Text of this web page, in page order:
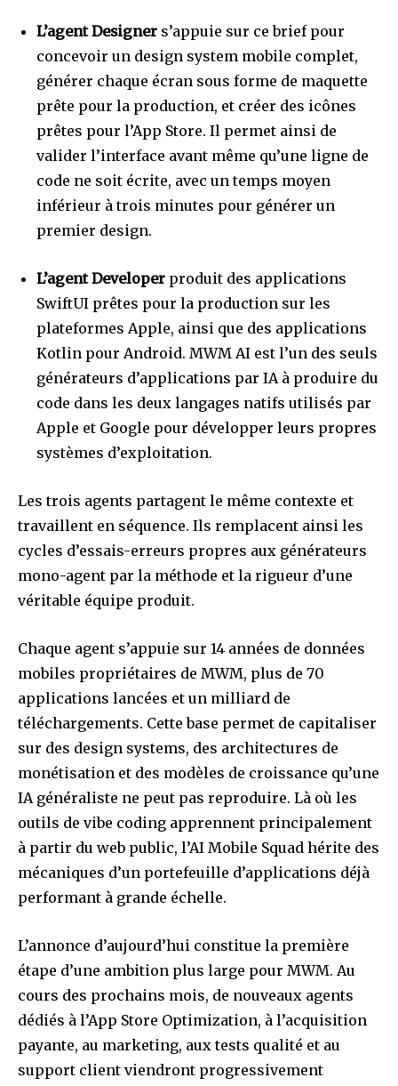
L’agent Designer s’appuie sur ce brief pour
concevoir un design system mobile complet,
générer chaque écran sous forme de maquette
prête pour la production, et créer des icônes
prêtes pour l’App Store. Il permet ainsi de
valider l’interface avant même qu’une ligne de
code ne soit écrite, avec un temps moyen
inférieur à trois minutes pour générer un
premier design.
L’agent Developer produit des applications
SwiftUI prêtes pour la production sur les
plateformes Apple, ainsi que des applications
Kotlin pour Android. MWM AI est l’un des seuls
générateurs d’applications par IA à produire du
code dans les deux langages natifs utilisés par
Apple et Google pour développer leurs propres
systèmes d’exploitation.
Les trois agents partagent le même contexte et
travaillent en séquence. Ils remplacent ainsi les
cycles d’essais-erreurs propres aux générateurs
mono-agent par la méthode et la rigueur d’une
véritable équipe produit.
Chaque agent s’appuie sur 14 années de données
mobiles propriétaires de MWM, plus de 70
applications lancées et un milliard de
téléchargements. Cette base permet de capitaliser
sur des design systems, des architectures de
monétisation et des modèles de croissance qu’une
IA généraliste ne peut pas reproduire. Là où les
outils de vibe coding apprennent principalement
à partir du web public, l’AI Mobile Squad hérite des
mécaniques d’un portefeuille d’applications déjà
performant à grande échelle.
L’annonce d’aujourd’hui constitue la première
étape d’une ambition plus large pour MWM. Au
cours des prochains mois, de nouveaux agents
dédiés à l’App Store Optimization, à l’acquisition
payante, au marketing, aux tests qualité et au
support client viendront progressivement